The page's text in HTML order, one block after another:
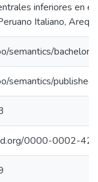
inferiores en
Italiano,
semantics/
semantics/
0000-0002-